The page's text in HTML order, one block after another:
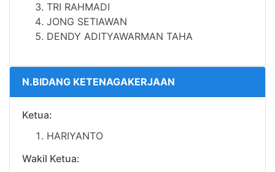
TRI RAHMADI
JONG SETIAWAN
DENDY ADITYAWARMAN TAHA
N.BIDANG KETENAGAKERJAAN
Ketua:
HARIYANTO
Wakil Ketua: